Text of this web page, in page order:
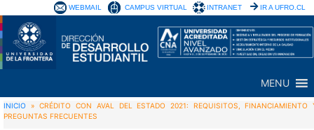
WEBMAIL CAMPUS VIRTUAL INTRANET IR A UFRO.CL
MENU
INICIO »CRÉDITO CON AVAL DEL ESTADO 2021: REQUISITOS, FINANCIAMIENTO
PREGUNTAS FRECUENTES